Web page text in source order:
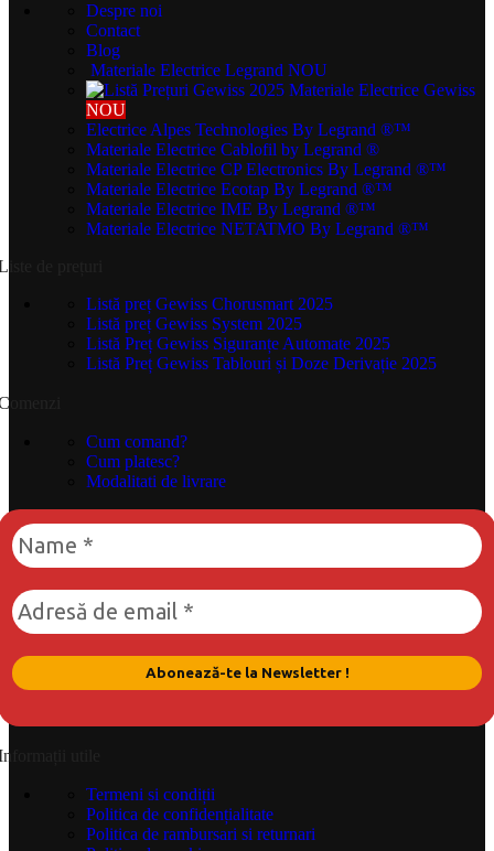
Despre noi
Contact
Blog
Materiale Electrice Legrand NOU
Materiale Electrice Gewiss
NOU
Electrice Alpes Technologies By Legrand ®™
Materiale Electrice Cablofil by Legrand ®
Materiale Electrice CP Electronics By Legrand ®™
Materiale Electrice Ecotap By Legrand ®™
Materiale Electrice IME By Legrand ®™
Materiale Electrice NETATMO By Legrand ®™
de prețuri
Listă preț Gewiss Chorusmart 2025
Listă preț Gewiss System 2025
Listă Preț Gewiss Siguranțe Automate 2025
Listă Preț Gewiss Tablouri și Doze Derivație 2025
Cum comand?
Cum platesc?
Modalitati de livrare
utile
Termeni si condiții
Politica de confidențialitate
Politica de rambursari si returnari